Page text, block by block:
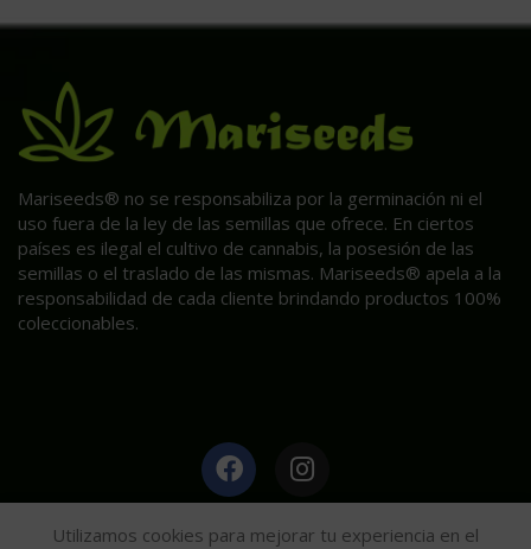
Mariseeds® no se responsabiliza por la germinación ni el
uso fuera de la ley de las semillas que ofrece. En ciertos
países es ilegal el cultivo de cannabis, la posesión de las
semillas o el traslado de las mismas. Mariseeds® apela a la
responsabilidad de cada cliente brindando productos 100%
coleccionables.
HAGA CLIC AQUÍ PARA INFORMACIÓN POST VENTA.
Utilizamos cookies para mejorar tu experiencia en el